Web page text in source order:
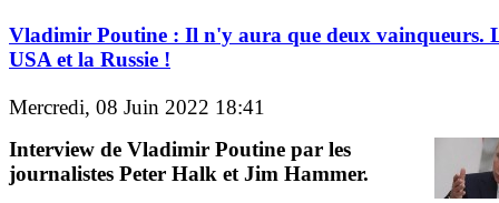
Vladimir Poutine : Il n'y aura que deux vainqueurs.
USA et la Russie !
Mercredi, 08 Juin 2022 18:41
Interview de Vladimir Poutine par les
journalistes Peter Halk et Jim Hammer.